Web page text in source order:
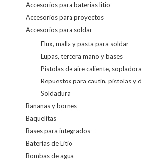
Accesorios para baterias litio
Accesorios para proyectos
Accesorios para soldar
Flux, malla y pasta para soldar
Lupas, tercera mano y bases
Pistolas de aire caliente,
Repuestos para cautín, pistolas y
Soldadura
Bananas y bornes
Baquelitas
Bases para integrados
Baterías de Litio
Bombas de agua